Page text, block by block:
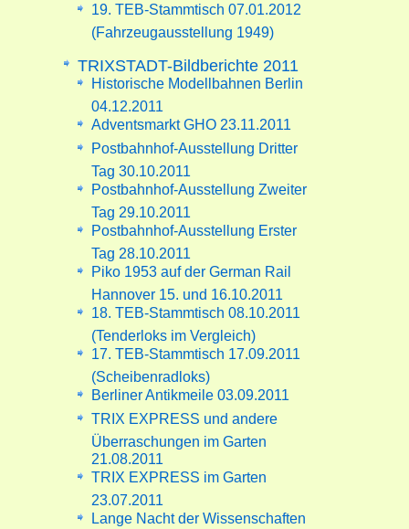
19. TEB-Stammtisch 07.01.2012
(Fahrzeugausstellung 1949)
TRIXSTADT-Bildberichte 2011
Historische Modellbahnen Berlin
04.12.2011
Adventsmarkt GHO 23.11.2011
Postbahnhof-Ausstellung Dritter
Tag 30.10.2011
Postbahnhof-Ausstellung Zweiter
Tag 29.10.2011
Postbahnhof-Ausstellung Erster
Tag 28.10.2011
Piko 1953 auf der German Rail
Hannover 15. und 16.10.2011
18. TEB-Stammtisch 08.10.2011
(Tenderloks im Vergleich)
17. TEB-Stammtisch 17.09.2011
(Scheibenradloks)
Berliner Antikmeile 03.09.2011
TRIX EXPRESS und andere
Überraschungen im Garten
21.08.2011
TRIX EXPRESS im Garten
23.07.2011
Lange Nacht der Wissenschaften